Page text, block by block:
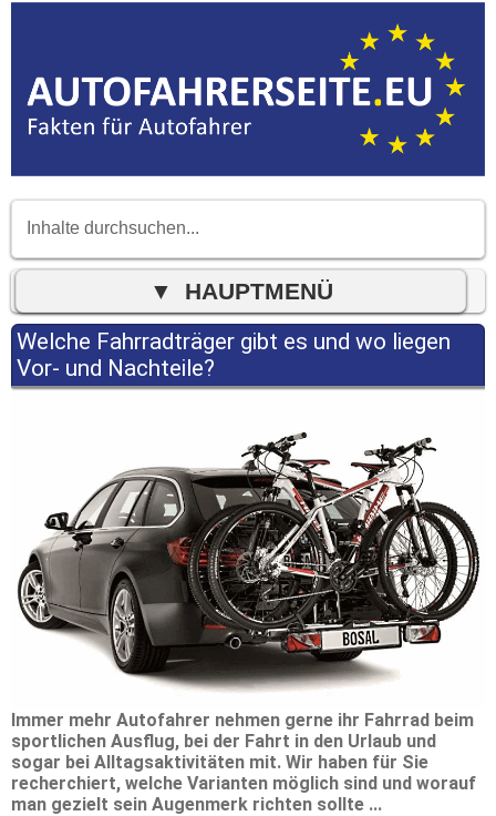
Welche Fahrradträger gibt es und wo liegen
Vor- und Nachteile?
Immer mehr Autofahrer nehmen gerne ihr Fahrrad beim
sportlichen Ausflug, bei der Fahrt in den Urlaub und
sogar bei Alltagsaktivitäten mit. Wir haben für Sie
recherchiert, welche Varianten möglich sind und worauf
man gezielt sein Augenmerk richten sollte ...